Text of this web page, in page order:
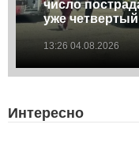
число
уже
13:26 04.08.2026
Интересно